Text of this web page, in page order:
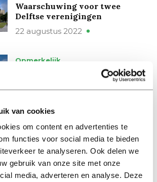
van cookies
om content en advertenties te
functies voor social media te bieden
te analyseren. Ook delen we
gebruik van onze site met onze
media, adverteren en analyse. Deze
Waarschuwing voor twee
Delftse verenigingen
22 augustus 2022
Opmerkelijk
Jarige studievereniging wil de
Opmerkelijk
Schrik en botbreuk na
aanvaring tussen
roeiverenigingen
08 april 2021